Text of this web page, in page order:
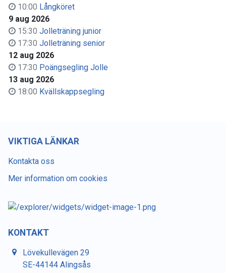
10:00 Långköret
9 aug 2026
15:30 Jolleträning junior
17:30 Jolleträning senior
12 aug 2026
17:30 Poängsegling Jolle
13 aug 2026
18:00 Kvällskappsegling
VIKTIGA LÄNKAR
Kontakta oss
Mer information om cookies
KONTAKT
Lövekullevägen 29
SE-44144 Alingsås